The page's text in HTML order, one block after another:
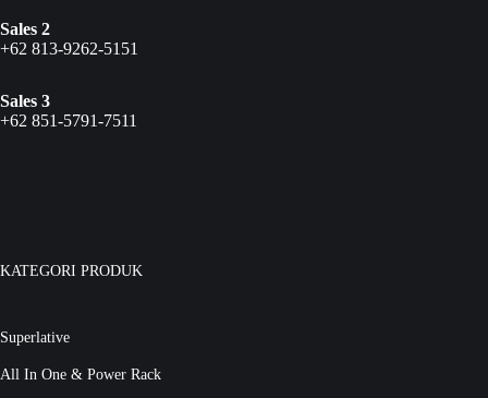
Sales 2
+62 813-9262-5151
Sales 3
+62 851-5791-7511
KATEGORI PRODUK
Superlative
All In One & Power Rack